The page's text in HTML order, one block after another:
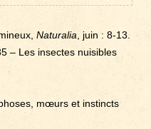
Naturalia , juin : 8-13.
– Les insectes nuisibles
mœurs et instincts